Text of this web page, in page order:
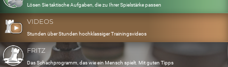
Lösen Sie taktische Aufgaben, die zu Ihrer Spielstärke passen
VIDEOS
Stunden über Stunden hochklassiger Trainingsvideos
FRITZ
Das Schachprogramm, das wie ein Mensch spielt. Mit guten Tipps